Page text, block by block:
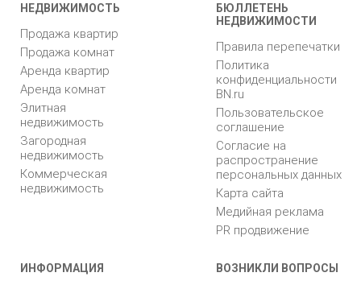
НЕДВИЖИМОСТЬ
Продажа квартир
Продажа комнат
Аренда квартир
Аренда комнат
Элитная
недвижимость
Загородная
недвижимость
Коммерческая
недвижимость
БЮЛЛЕТЕНЬ
НЕДВИЖИМОСТИ
Правила перепечатки
Политика
конфиденциальности
BN.ru
Пользовательское
соглашение
Согласие на
распространение
персональных данных
Карта сайта
Медийная реклама
PR продвижение
ИНФОРМАЦИЯ ВОЗНИКЛИ ВОПРОСЫ